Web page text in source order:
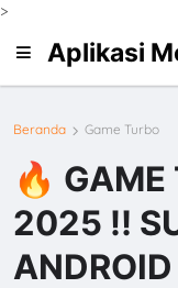
>
Aplikasi
Beranda Game Turbo
🔥 GAME
2025 ‼️